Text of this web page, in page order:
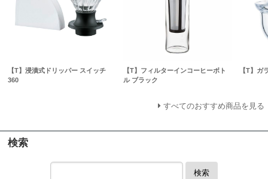
【T】浸漬式ドリッパー スイッチ
360
【T】フィルターインコーヒーボト
ル ブラック
【T】ガ
すべてのおすすめ商品を見る
検索
検索